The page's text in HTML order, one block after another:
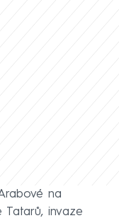
na
Tatarů, invaze